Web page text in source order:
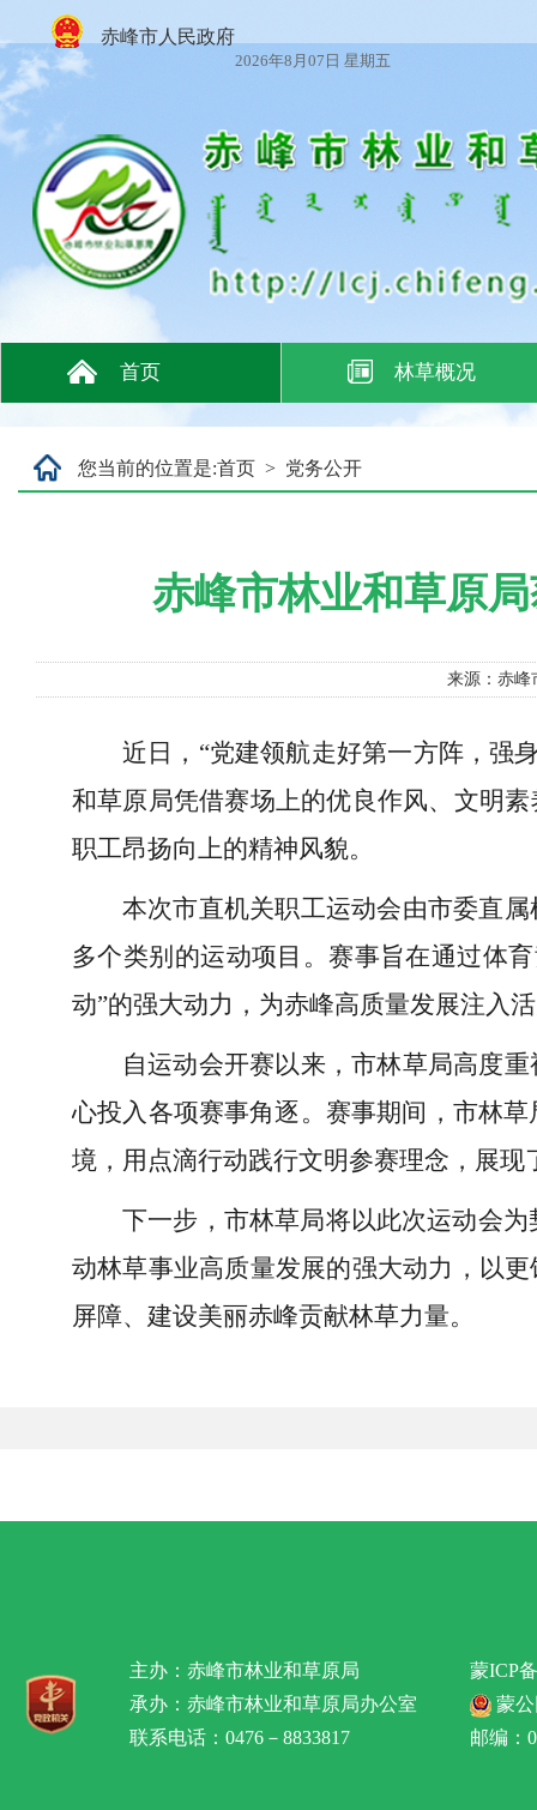
赤峰市人民政府
2026年8月07日 星期五
首页 林草概况
您当前的位置是:首页 > 党务公开
赤峰市林业和草原
来源：赤
近日，“党建领航走好第一方阵，强
和草原局凭借赛场上的优良作风、文明
职工昂扬向上的精神风貌。
本次市直机关职工运动会由市委直
多个类别的运动项目。赛事旨在通过体
动”的强大动力，为赤峰高质量发展注入
自运动会开赛以来，市林草局高度
心投入各项赛事角逐。赛事期间，市林
境，用点滴行动践行文明参赛理念，展
下一步，市林草局将以此次运动会
动林草事业高质量发展的强大动力，以
屏障、建设美丽赤峰贡献林草力量。
主办：赤峰市林业和草原局
承办：赤峰市林业和草原局办公室
联系电话：0476－8833817
蒙ICP
蒙公
邮编：